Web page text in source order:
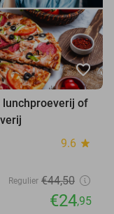
favorite_border
lunchproeverij of
9.6 star
Regulier €44,50
€24,95